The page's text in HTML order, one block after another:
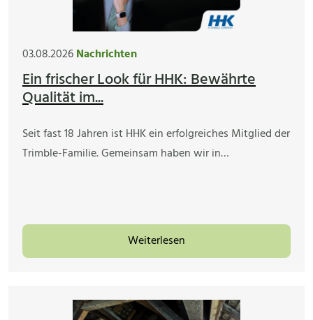
03.08.2026Nachrichten
Ein frischer Look für HHK: Bewährte
Qualität im...
Seit fast 18 Jahren ist HHK ein erfolgreiches Mitglied der
Trimble-Familie. Gemeinsam haben wir in…
Weiterlesen